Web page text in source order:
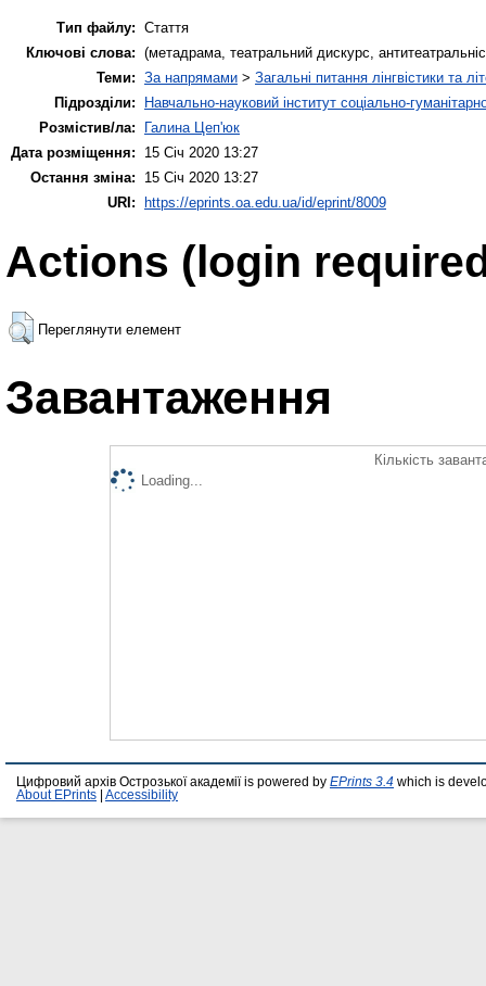
Тип файлу: Стаття
Ключові слова: (метадрама, театральний дискурс,
Теми: За напрямами > Загальні питання лінгвістики та
Підрозділи:
Навчально-науковий інститут соціально-
Розмістив/ла:
Галина Цеп'юк
Дата розміщення:
15 Січ 2020 13:27
Остання зміна:
15 Січ 2020 13:27
URI: https://eprints.oa.edu.ua/id/eprint/8009
Actions (login
Переглянути елемент
Завантаження
Кількість
Loading...
Цифровий архів Острозької академії is powered by EPrints 3.4 which is
About EPrints
Accessibility